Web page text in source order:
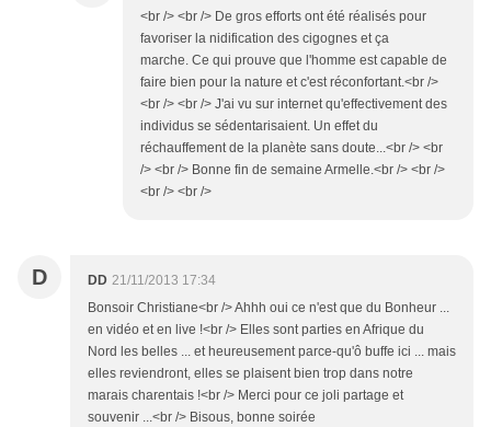
<br /> <br /> De gros efforts ont été réalisés pour
favoriser la nidification des cigognes et ça
marche. Ce qui prouve que l'homme est capable de
faire bien pour la nature et c'est réconfortant.<br />
<br /> <br /> J'ai vu sur internet qu'effectivement des
individus se sédentarisaient. Un effet du
réchauffement de la planète sans doute...<br /> <br
/> <br /> Bonne fin de semaine Armelle.<br /> <br />
<br /> <br />
D DD 21/11/2013 17:34
Bonsoir Christiane<br /> Ahhh oui ce n'est que du Bonheur ...
en vidéo et en live !<br /> Elles sont parties en Afrique du
Nord les belles ... et heureusement parce-qu'ô buffe ici ... mais
elles reviendront, elles se plaisent bien trop dans notre
marais charentais !<br /> Merci pour ce joli partage et
souvenir ...<br /> Bisous, bonne soirée